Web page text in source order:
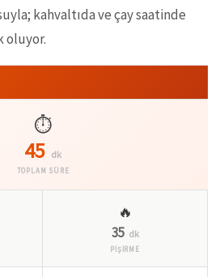
kahvaltıda ve çay saatinde
oluyor.
⏱️
45 dk
TOPLAM SÜRE
🔥
35 dk
PİŞİRME